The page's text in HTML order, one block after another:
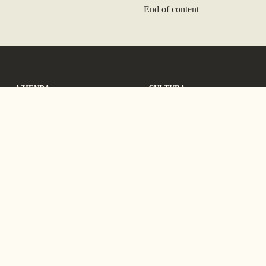
End of content
AZIENDA CULTURA